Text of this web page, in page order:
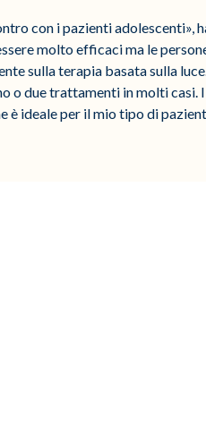
con i pazienti adolescenti»,
molto efficaci ma le
sulla terapia basata sulla
o due trattamenti in molti casi.
è ideale per il mio tipo di